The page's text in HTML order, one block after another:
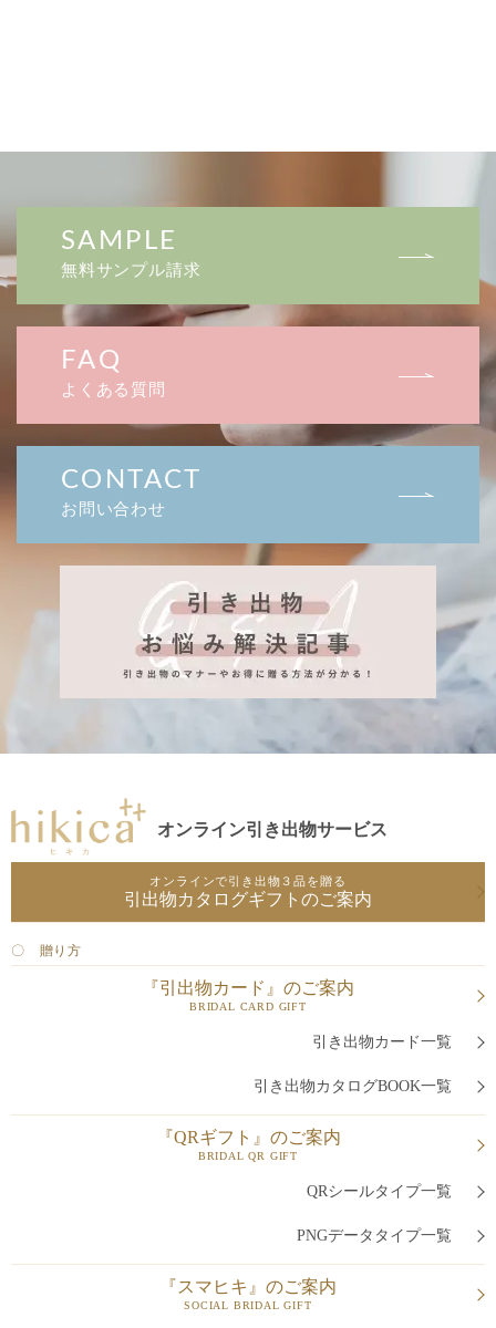
SAMPLE
無料サンプル請求
FAQ
よくある質問
CONTACT
お問い合わせ
オンライン引き出物サービス
オンラインで引き出物３品を贈る
引出物カタログギフトのご案内
〇 贈り方
『引出物カード』のご案内
BRIDAL CARD GIFT
引き出物カード一覧
引き出物カタログBOOK一覧
『QRギフト』のご案内
BRIDAL QR GIFT
QRシールタイプ一覧
PNGデータタイプ一覧
『スマヒキ』のご案内
SOCIAL BRIDAL GIFT